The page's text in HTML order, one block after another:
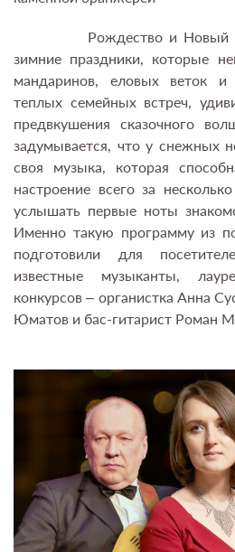
Рождество и Новый
зимние праздники, которые
мандаринов, еловых веток и
теплых семейных встреч,
предвкушения сказочного
задумывается, что у снежных
своя музыка, которая
настроение всего за
услышать первые ноты
Именно такую программу из
подготовили для
известные музыканты,
конкурсов – органистка Анна
Юматов и бас-гитарист Роман